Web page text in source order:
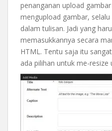
penanganan upload
mengupload gambar,
dalam tulisan. Jadi yang
memasukkannya secara
HTML. Tentu saja itu
ada pilihan untuk me-resize